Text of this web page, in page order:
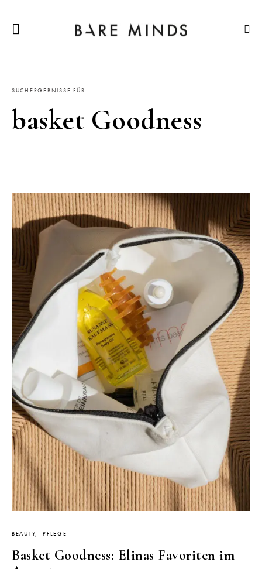
SUCHERGEBNISSE FÜR
basket Goodness
BEAUTY PFLEGE
Basket Goodness: Elinas Favoriten im